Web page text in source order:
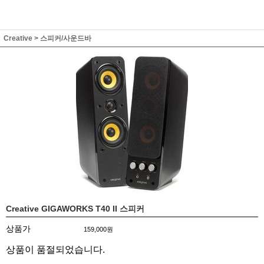
Creative > 스피커/사운드바
Creative GIGAWORKS T40 II 스피커
상품가 159,000원
상품이 품절되었습니다.